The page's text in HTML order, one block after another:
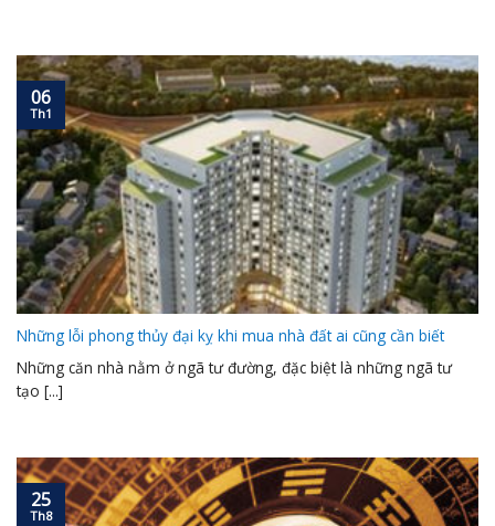
Những lỗi phong thủy đại kỵ khi mua nhà đất ai cũng cần biết
Những căn nhà nằm ở ngã tư đường, đặc biệt là những ngã tư
tạo [...]
06
Th1
25
Th8